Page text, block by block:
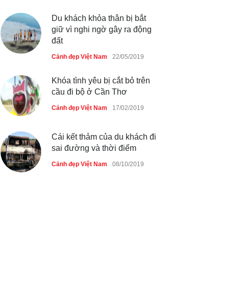
Việt Nam bị ‘xóa sổ’ sau lũ
Cảnh đẹp Việt Nam 24/04/2020
Bún cá thố và bánh canh cốt
Cảnh đẹp Việt Nam 24/04/2020
Những món ăn đồng quê dân
Cảnh đẹp Việt Nam 25/04/2020
Du khách khỏa thân bị bắt
giữ vì nghi ngờ gây ra động
đất
Cảnh đẹp Việt Nam 22/05/2019
Khóa tình yêu bị cắt bỏ trên
cầu đi bộ ở Cần Thơ
Cảnh đẹp Việt Nam 17/02/2019
Cái kết thảm của du khách đi
sai đường và thời điểm
Cảnh đẹp Việt Nam 08/10/2019